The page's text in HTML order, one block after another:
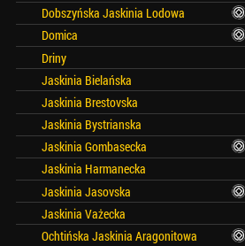
Dobszyńska Jaskinia Lodowa
Domica
Driny
Jaskinia Bielańska
Jaskinia Brestovska
Jaskinia Bystrianska
Jaskinia Gombasecka
Jaskinia Harmanecka
Jaskinia Jasovska
Jaskinia Vażecka
Ochtińska Jaskinia Aragonitowa